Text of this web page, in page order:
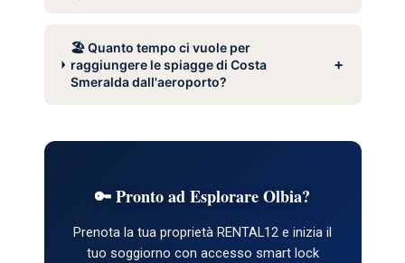
🏖️ Quanto tempo ci vuole per
raggiungere le spiagge di Costa
Smeralda dall'aeroporto?
+
🔑 Pronto ad Esplorare Olbia?
Prenota la tua proprietà RENTAL12 e inizia il
tuo soggiorno con accesso smart lock